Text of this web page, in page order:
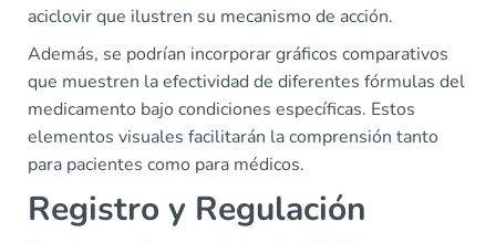
aciclovir que ilustren su mecanismo de acción.
Además, se podrían incorporar gráficos comparativos
que muestren la efectividad de diferentes fórmulas del
medicamento bajo condiciones específicas. Estos
elementos visuales facilitarán la comprensión tanto
para pacientes como para médicos.
Registro y Regulación